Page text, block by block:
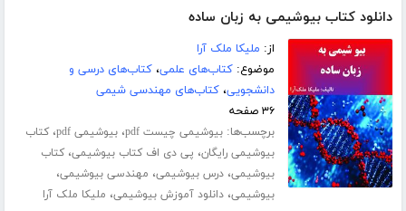
دانلود کتاب بیوشیمی به زبان ساده
از: ملیکا ملک آرا
موضوع:کتاب‌های علمی،کتاب‌های درسی و
دانشجویی،کتاب‌های مهندسی شیمی
۳۶ صفحه
برچسب‌ها:بیوشیمی چیست pdf ،بیوشیمی pdf ،کتاب
بیوشیمی رایگان، پی دی اف کتاب بیوشیمی،کتاب
بیوشیمی،درس بیوشیمی، مهندسی بیوشیمی،
بیوشیمی،دانلود آموزش بیوشیمی، ملیکا ملک آرا